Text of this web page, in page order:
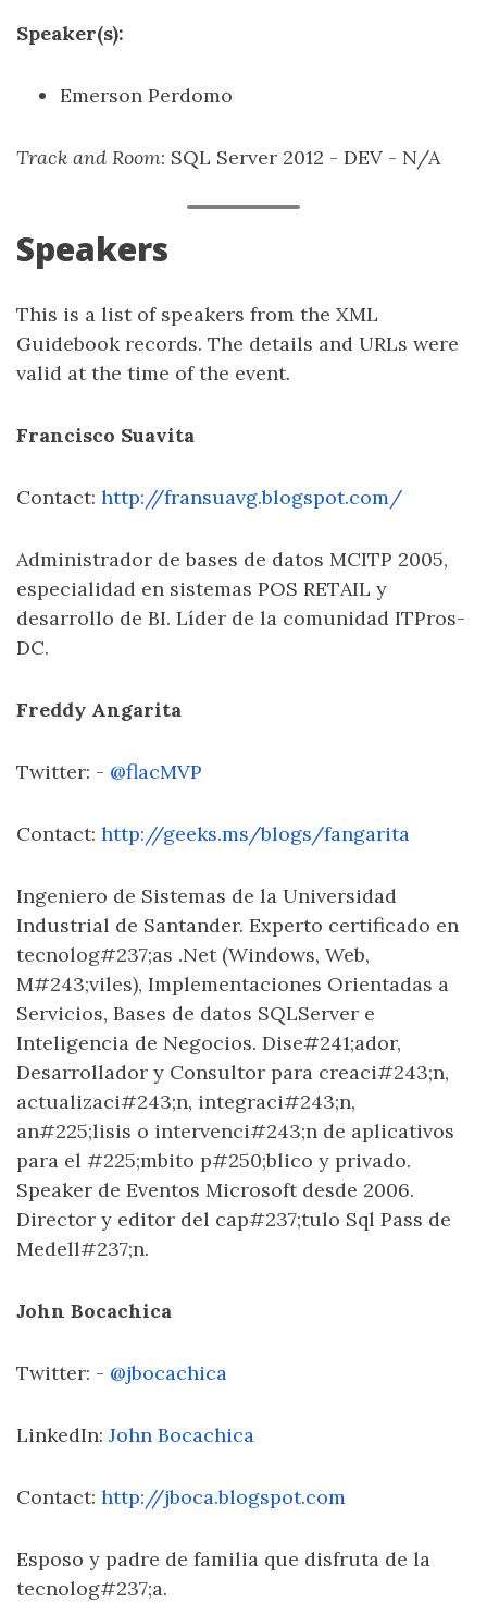
Speaker(s):
Emerson Perdomo
Track and Room: SQL Server 2012 - DEV - N/A
Speakers
This is a list of speakers from the XML
Guidebook records. The details and URLs were
valid at the time of the event.
Francisco Suavita
Contact: http://fransuavg.blogspot.com/
Administrador de bases de datos MCITP 2005,
especialidad en sistemas POS RETAIL y
desarrollo de BI. Líder de la comunidad ITPros-
DC.
Freddy Angarita
Twitter: - @flacMVP
Contact: http://geeks.ms/blogs/fangarita
Ingeniero de Sistemas de la Universidad
Industrial de Santander. Experto certificado en
tecnolog#237;as .Net (Windows, Web,
M#243;viles), Implementaciones Orientadas a
Servicios, Bases de datos SQLServer e
Inteligencia de Negocios. Dise#241;ador,
Desarrollador y Consultor para creaci#243;n,
actualizaci#243;n, integraci#243;n,
an#225;lisis o intervenci#243;n de aplicativos
para el #225;mbito p#250;blico y privado.
Speaker de Eventos Microsoft desde 2006.
Director y editor del cap#237;tulo Sql Pass de
Medell#237;n.
John Bocachica
Twitter: - @jbocachica
LinkedIn: John Bocachica
Contact: http://jboca.blogspot.com
Esposo y padre de familia que disfruta de la
tecnolog#237;a.